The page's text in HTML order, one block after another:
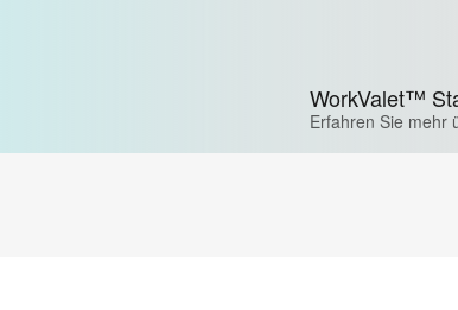
WorkValet™
Erfahren Sie mehr